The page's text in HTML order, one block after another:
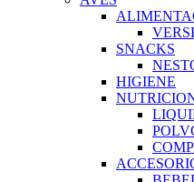
SNACKS
HIGIENE